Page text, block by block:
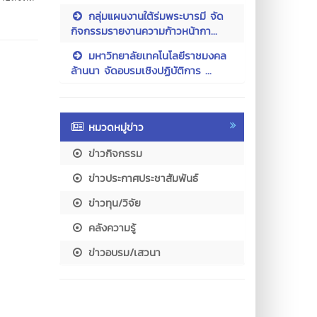
กลุ่มแผนงานใต้ร่มพระบารมี จัด
กิจกรรมรายงานความก้าวหน้ากา...
มหาวิทยาลัยเทคโนโลยีราชมงคล
ล้านนา จัดอบรมเชิงปฏิบัติการ ...
หมวดหมู่ข่าว
ข่าวกิจกรรม
ข่าวประกาศประชาสัมพันธ์
ข่าวทุน/วิจัย
คลังความรู้
ข่าวอบรม/เสวนา